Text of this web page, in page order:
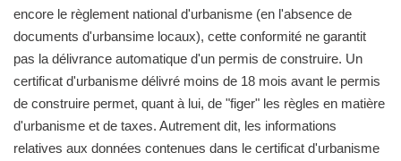
encore le règlement national d'urbanisme (en l'absence de
documents d'urbansime locaux), cette conformité ne garantit
pas la délivrance automatique d'un permis de construire. Un
certificat d'urbanisme délivré moins de 18 mois avant le permis
de construire permet, quant à lui, de "figer" les règles en matière
d'urbanisme et de taxes. Autrement dit, les informations
relatives aux données contenues dans le certificat d'urbanisme